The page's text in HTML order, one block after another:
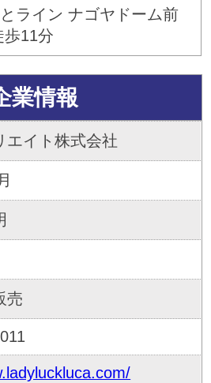
ライン ナゴヤドーム前
歩11分
業情報
エイト株式会社
売